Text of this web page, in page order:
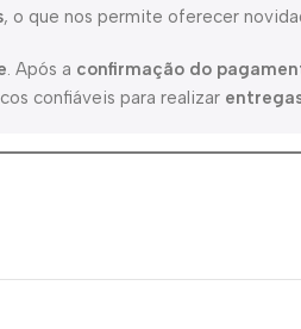
, o que nos permite oferecer
. Após a confirmação do
confiáveis para realizar
, compagamento